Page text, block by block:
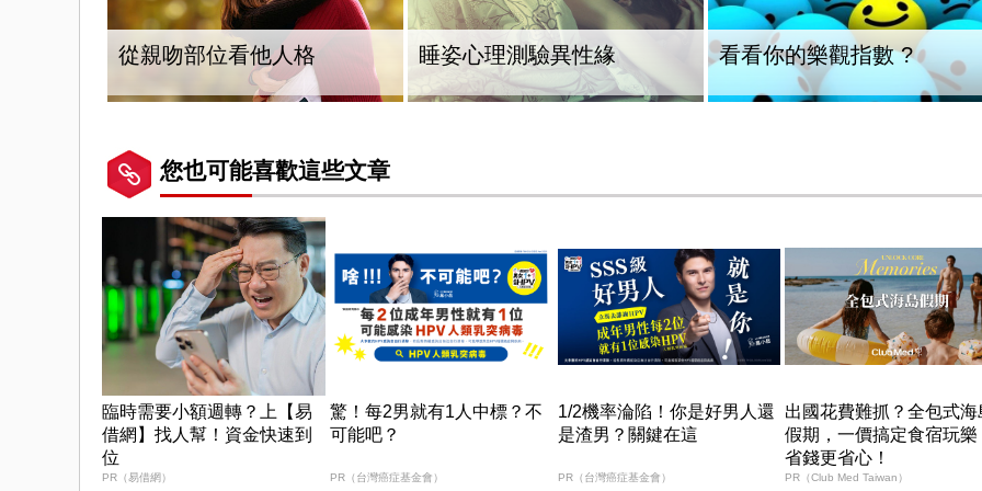
從親吻部位看他人格 睡姿心理測驗異性緣 看看你的樂觀指數 ?
您也可能喜歡這些文章
臨時需要小額週轉？上【易
借網】找人幫！資金快速到
位
PR（易借網）
驚！每2男就有1人中標？不
可能吧？
PR（台灣癌症基金會）
1/2機率淪陷！你是好男人還
是渣男？關鍵在這
PR（台灣癌症基金會）
出國花費難抓？全包式海
假期，一價搞定食宿玩樂
省錢更省心！
PR（Club Med Taiwan）